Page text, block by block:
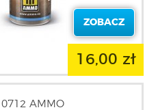
ZOBACZ
16,00 zł
AMMO